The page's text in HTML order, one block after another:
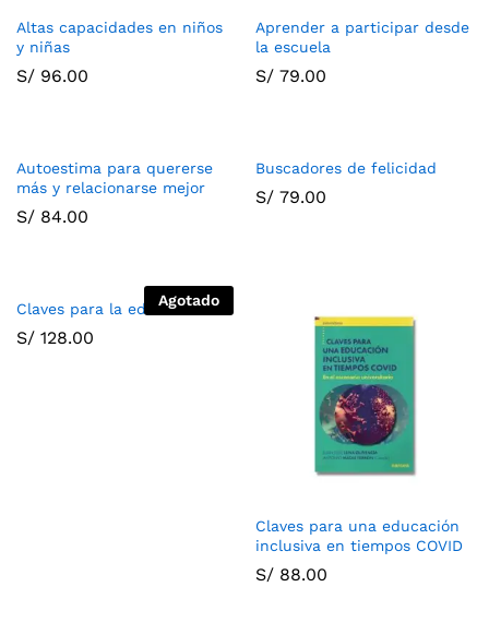
Altas capacidades en niños
y niñas
S/ 96.00
Aprender a participar desde
la escuela
S/ 79.00
Autoestima para quererse
más y relacionarse mejor
S/ 84.00
Buscadores de felicidad
S/ 79.00
Agotado
Claves para la educación
S/ 128.00
Claves para una educación
inclusiva en tiempos COVID
S/ 88.00